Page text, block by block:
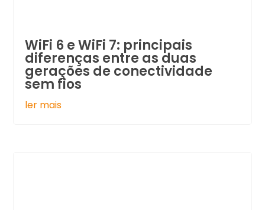
WiFi 6 e WiFi 7: principais
diferenças entre as duas
gerações de conectividade
sem fios
ler mais